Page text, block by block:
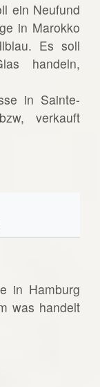
ein Neufund
in Marokko
Es soll
handeln,
in Sainte-
verkauft
in Hamburg
was handelt